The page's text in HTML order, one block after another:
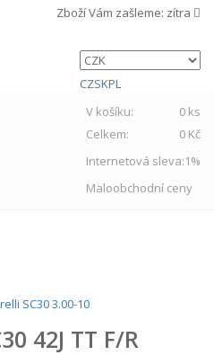
Zboží Vám zašleme: zítra
CZSKPL
V košíku:
0 ks
Celkem:
0 Kč
Internetová sleva:1%
Maloobchodní ceny
SC303.00-10
42J TT F/R